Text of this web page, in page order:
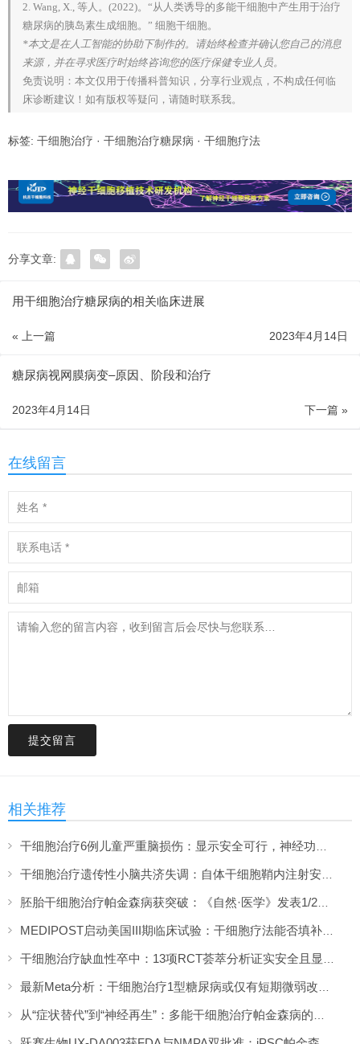
2. Wang, X., 等人。(2022)。“从人类诱导的多能干细胞中产生用于治疗
糖尿病的胰岛素生成细胞。” 细胞干细胞。
*本文是在人工智能的协助下制作的。请始终检查并确认您自己的消息
来源，并在寻求医疗时始终咨询您的医疗保健专业人员。
免责说明：本文仅用于传播科普知识，分享行业观点，不构成任何临
床诊断建议！如有版权等疑问，请随时联系我。
标签: 干细胞治疗 · 干细胞治疗糖尿病 · 干细胞疗法
分享文章:
用干细胞治疗糖尿病的相关临床进展
« 上一篇 2023年4月14日
糖尿病视网膜病变–原因、阶段和治疗
下一篇 »
2023年4月14日
在线留言
提交留言
相关推荐